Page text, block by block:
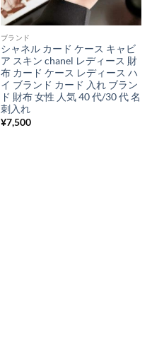
ブランド
シャネル カード ケース キャビ
ア スキン chanel レディース 財
布 カード ケース レディース ハ
イ ブランド カード 入れ ブラン
ド 財布 女性 人気 40 代/30 代 名
刺入れ
¥7,500